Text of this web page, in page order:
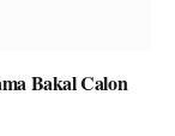
Bakal Calon